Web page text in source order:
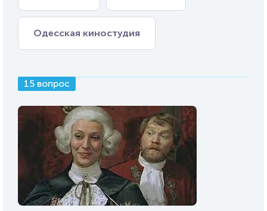
Одесская киностудия
15 вопрос